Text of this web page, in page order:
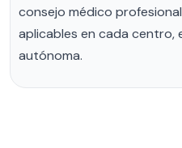
consejo médico
aplicables en cada centro,
autónoma.